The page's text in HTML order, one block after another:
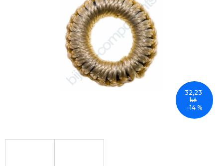
32,23
kč
–14 %